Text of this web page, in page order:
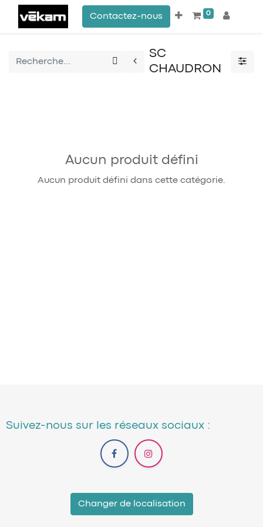
0
Contactez-nous
SC
CHAUDRON
Aucun produit défini
Aucun produit défini dans cette catégorie.
Suivez-nous sur les réseaux sociaux :
Changer de localisation